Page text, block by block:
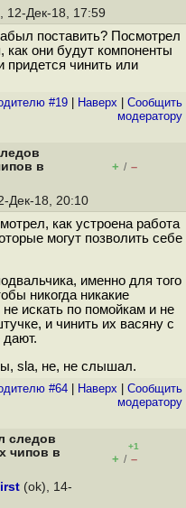
12-Дек-18, 17:59
поставить? Посмотрел
как они будут компоненты
придется чинить или
#19 Наверх
Cообщить
модератору
в
+ / –
Дек-18, 20:10
как устроена работа
могут позволить себе
именно для того
никогда никакие
искать по помойкам и не
и чинить их васяну с
дают.
sla, не, не слышал.
#64 Наверх
Cообщить
модератору
следов
чипов в
+1
+ / –
(ok), 14-